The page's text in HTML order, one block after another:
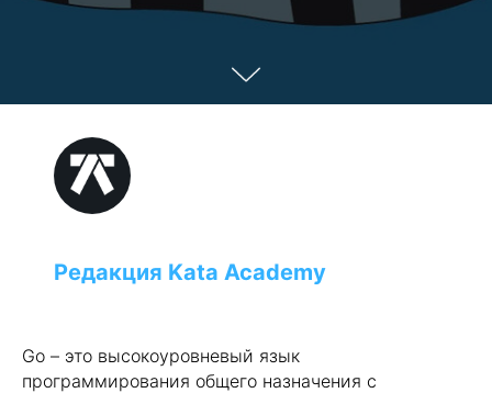
Редакция Kata Academy
Go – это высокоуровневый язык
программирования общего назначения с